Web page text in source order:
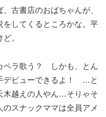
古書店のおばちゃんが、
をしてくるところかな。平
。
ペラ歌う？ しかも、とん
デビューできるよ！ …と
木越えの人やん…そりゃそ
スナックママは全員アメ